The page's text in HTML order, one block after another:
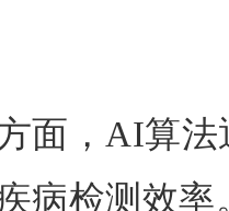
，AI算法
病检测效